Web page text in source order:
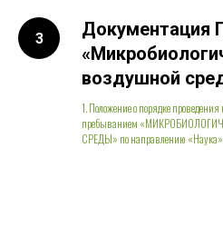
Документация
воздушной
1. Положение о порядке
пребыванием
СРЕДЫ» по направлению